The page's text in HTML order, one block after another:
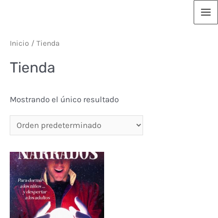
Inicio / Tienda
Tienda
Mostrando el único resultado